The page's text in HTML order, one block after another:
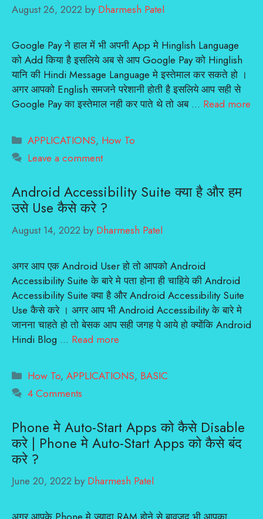
August 26, 2022 by Dharmesh Patel
Google Pay ने हाल में भी अपनी App मे Hinglish Language
को Add किया है इसलिये अब से आप Google Pay को Hinglish
यानि की Hindi Message Language मे इस्तेमाल कर सकते हो ।
अगर आपको English समजने परेशानी होती है इसलिये आप सही से
Google Pay का इस्तेमाल नही कर पाते थे तो अब … Read more
Categories
APPLICATIONS, How To
Leave a comment
Android Accessibility Suite क्या है और हम
उसे Use कैसे करे ?
August 14, 2022 by Dharmesh Patel
अगर आप एक Android User हो तो आपको Android
Accessibility Suite के बारे मे पता होना ही चाहिये की Android
Accessibility Suite क्या है और Android Accessibility Suite
Use कैसे करे । अगर आप भी Android Accessibility के बारे मे
जानना चाहते हो तो बेसक आप सही जगह पे आये हो क्योंकि Android
Hindi Blog … Read more
Categories
How To,APPLICATIONS, BASIC
4 Comments
Phone मे Auto-Start Apps को कैसे Disable
करे | Phone मे Auto-Start Apps को कैसे बंद
करे ?
June 20, 2022 by Dharmesh Patel